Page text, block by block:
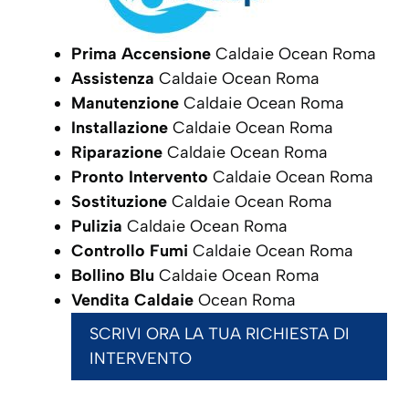
Prima Accensione Caldaie Ocean Roma
Assistenza Caldaie Ocean Roma
Manutenzione Caldaie Ocean Roma
Installazione Caldaie Ocean Roma
Riparazione Caldaie Ocean Roma
Pronto Intervento Caldaie Ocean Roma
Sostituzione Caldaie Ocean Roma
Pulizia Caldaie Ocean Roma
Controllo Fumi Caldaie Ocean Roma
Bollino Blu Caldaie Ocean Roma
Vendita Caldaie Ocean Roma
SCRIVI ORA LA TUA RICHIESTA DI
INTERVENTO